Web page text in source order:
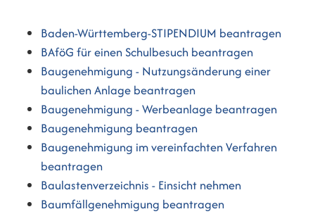
Baden-Württemberg-STIPENDIUM beantragen
BAföG für einen Schulbesuch beantragen
Baugenehmigung - Nutzungsänderung einer
baulichen Anlage beantragen
Baugenehmigung - Werbeanlage beantragen
Baugenehmigung beantragen
Baugenehmigung im vereinfachten Verfahren
beantragen
Baulastenverzeichnis - Einsicht nehmen
Baumfällgenehmigung beantragen